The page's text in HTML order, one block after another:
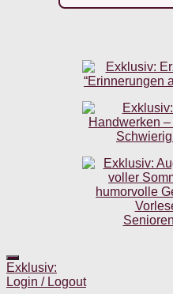
Exklusiv:
Login / Logout